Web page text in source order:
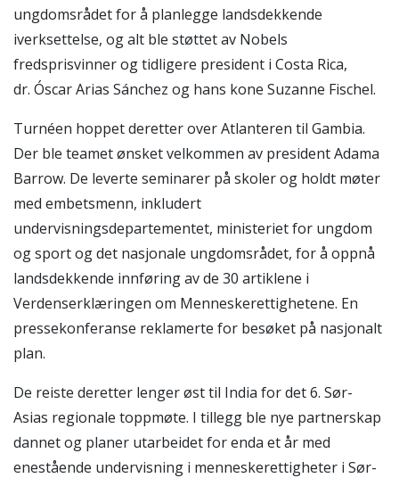
ungdomsrådet for å planlegge landsdekkende
iverksettelse, og alt ble støttet av Nobels
fredsprisvinner og tidligere president i Costa Rica,
dr. Óscar Arias Sánchez og hans kone Suzanne Fischel.
Turnéen hoppet deretter over Atlanteren til Gambia.
Der ble teamet ønsket velkommen av president Adama
Barrow. De leverte seminarer på skoler og holdt møter
med embetsmenn, inkludert
undervisningsdepartementet, ministeriet for ungdom
og sport og det nasjonale ungdomsrådet, for å oppnå
landsdekkende innføring av de 30 artiklene i
Verdenserklæringen om Menneskerettighetene. En
pressekonferanse reklamerte for besøket på nasjonalt
plan.
De reiste deretter lenger øst til India for det 6. Sør-
Asias regionale toppmøte. I tillegg ble nye partnerskap
dannet og planer utarbeidet for enda et år med
enestående undervisning i menneskerettigheter i Sør-